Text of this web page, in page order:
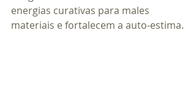
energias curativas para males
materiais e fortalecem a auto-estima.